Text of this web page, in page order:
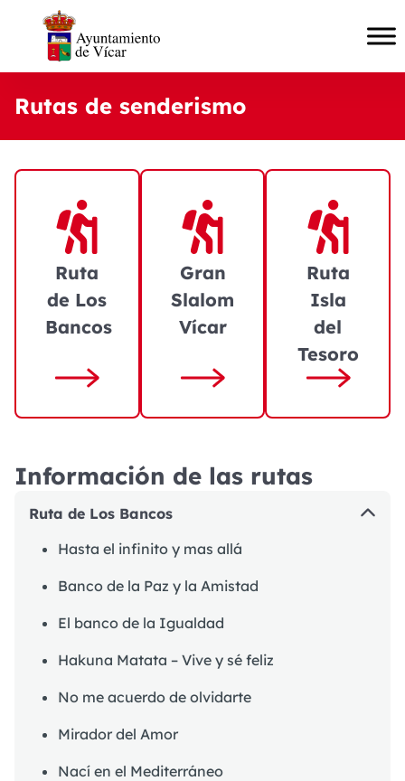
Rutas de senderismo
Ruta
de Los
Bancos
Ir a Ruta de Los Bancos
Gran
Slalom
Vícar
Ir a Gran Slalom Vícar
Ruta
Isla
del
Tesoro
Ir a Ruta Isla
Información de las rutas
Ruta de Los Bancos
Hasta el infinito y mas allá
Banco de la Paz y la Amistad
El banco de la Igualdad
Hakuna Matata – Vive y sé feliz
No me acuerdo de olvidarte
Mirador del Amor
Nací en el Mediterráneo